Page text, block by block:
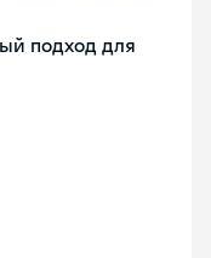
подход для